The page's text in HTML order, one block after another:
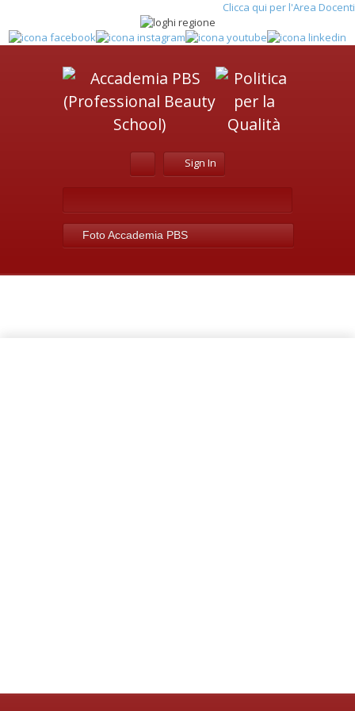
Clicca qui per l'Area Docenti
Sign In
Foto Accademia PBS